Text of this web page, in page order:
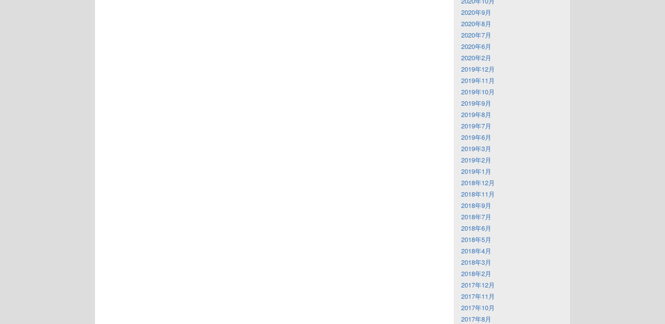
2020年9月
2020年8月
2020年7月
2020年6月
2020年2月
2019年12月
2019年11月
2019年10月
2019年9月
2019年8月
2019年7月
2019年6月
2019年3月
2019年2月
2019年1月
2018年12月
2018年11月
2018年9月
2018年7月
2018年6月
2018年5月
2018年4月
2018年3月
2018年2月
2017年12月
2017年11月
2017年10月
2017年8月